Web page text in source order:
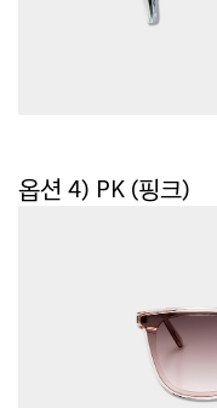
옵션 4) PK (핑크)